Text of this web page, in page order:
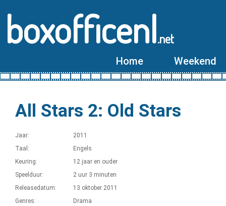
boxofficenl.net
Home Weekend
All Stars 2: Old Stars
Jaar:
2011
Taal:
Engels
Keuring:
12 jaar en ouder
Speelduur:
2 uur 3 minuten
Releasedatum:
13 oktober 2011
Genres:
Drama